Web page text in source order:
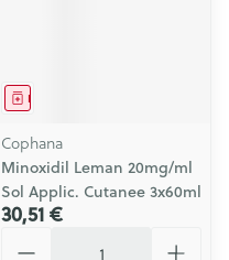
Médicament
Cophana
Minoxidil Leman 20mg/ml
Sol Applic. Cutanee 3x60ml
30,51 €